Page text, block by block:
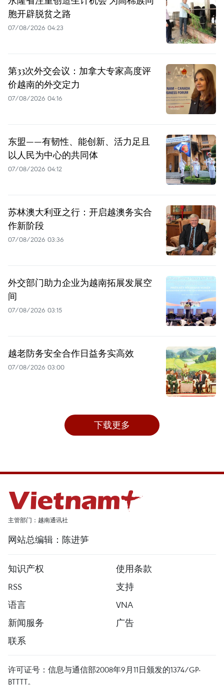
胞开辟脱贫之路
07/08/2026 04:23
第33次外交会议：加拿大专家高度评
价越南的外交定力
07/08/2026 04:16
东盟——有韧性、能创新、活力足且
以人民为中心的共同体
07/08/2026 04:12
苏林澳大利亚之行：开启越澳务实合
作新阶段
07/08/2026 03:36
外交部门助力企业为越南拓展发展空
间
07/08/2026 03:15
越老防务安全合作日益务实高效
07/08/2026 03:00
下载更多
主管部门：越南通讯社
网站总编辑：陈进笋
知识产权
使用条款
RSS
支持
语言
VNA
新闻服务
广告
联系
许可证号：信息与通信部2008年9月11日颁发的1374/GP-
BTTTT。